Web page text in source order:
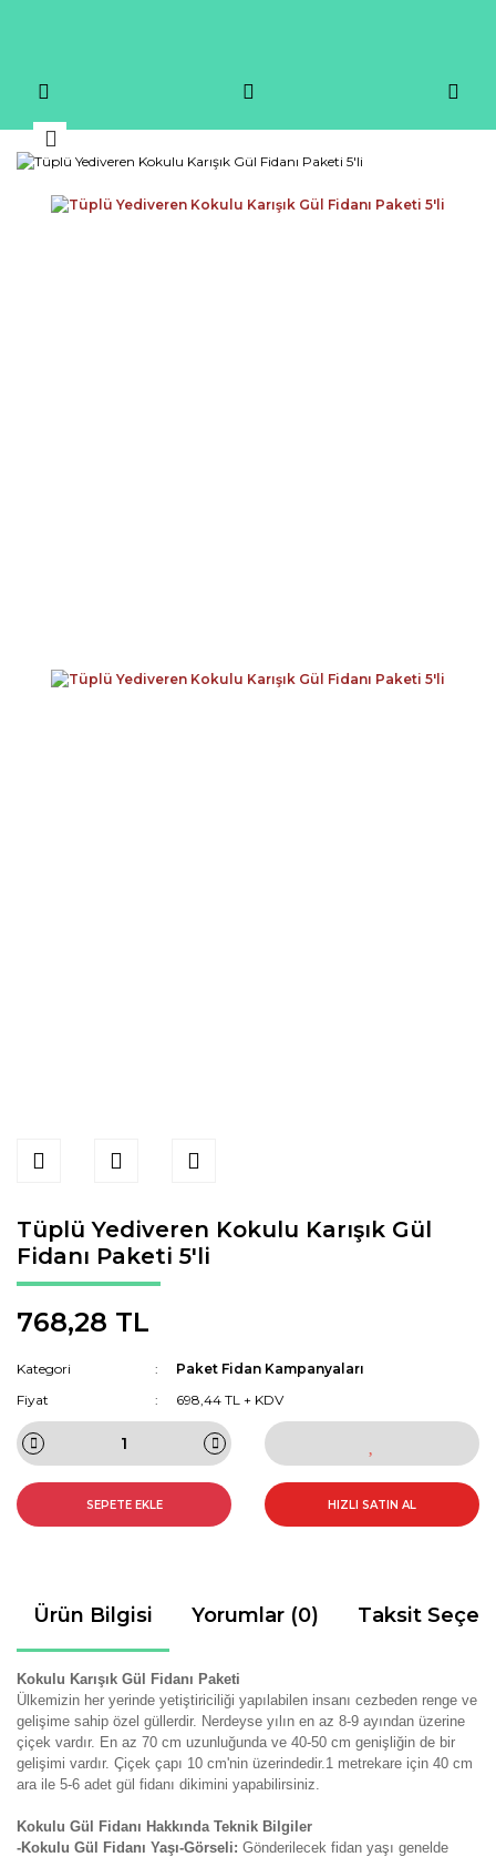
Tüplü Yediveren Kokulu Karışık Gül
Fidanı Paketi 5'li
768,28 TL
Kategori
Paket Fidan Kampanyaları
Fiyat
698,44 TL + KDV
SEPETE EKLE HIZLI SATIN AL
Ürün Bilgisi Yorumlar (0) Taksit
Kokulu Karışık Gül Fidanı Paketi
Ülkemizin her yerinde yetiştiriciliği yapılabilen insanı cezbeden renge ve
gelişime sahip özel güllerdir. Nerdeyse yılın en az 8-9 ayından üzerine
çiçek vardır. En az 70 cm uzunluğunda ve 40-50 cm genişliğin de bir
gelişimi vardır. Çiçek çapı 10 cm'nin üzerindedir.1 metrekare için 40 cm
ara ile 5-6 adet gül fidanı dikimini yapabilirsiniz.
Kokulu Gül Fidanı Hakkında Teknik Bilgiler
-Kokulu Gül Fidanı Yaşı-Görseli: Gönderilecek fidan yaşı genelde